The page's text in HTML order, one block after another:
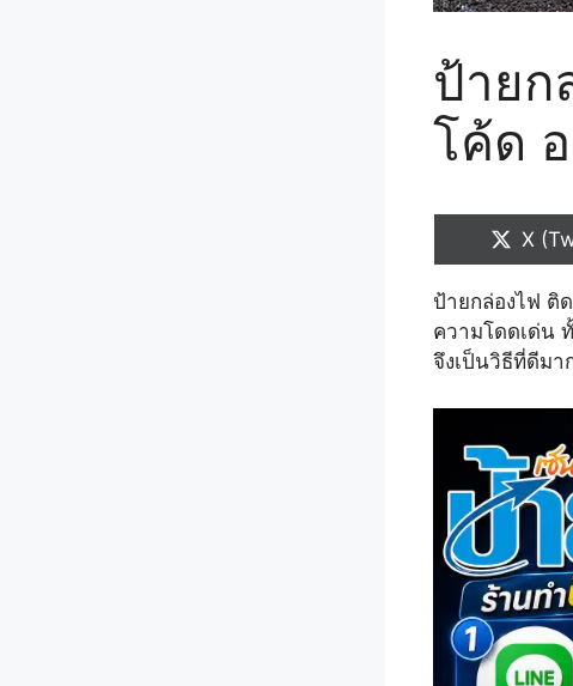
ป้ายก
โค้ด
X
ป้ายกล่องไฟ ติ
ความโดดเด่น
จึงเป็นวิธีที่ดีมา